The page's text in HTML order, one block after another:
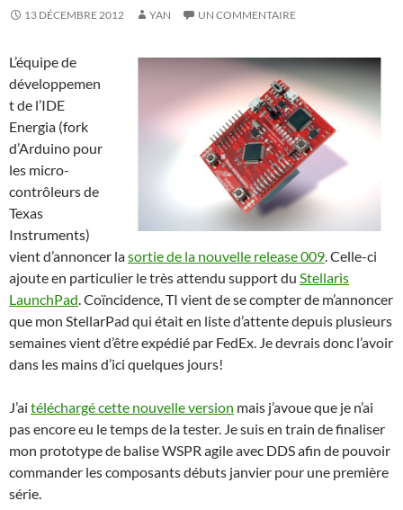
13 DÉCEMBRE 2012 YAN UN COMMENTAIRE
L’équipe de
développemen
t de l’IDE
Energia (fork
d’Arduino pour
les micro-
contrôleurs de
Texas
Instruments)
vient d’annoncer lasortie de la nouvelle release 009. Celle-ci
ajoute en particulier le très attendu support du Stellaris
LaunchPad. Coïncidence, TI vient de se compter de m’annoncer
que mon StellarPad qui était en liste d’attente depuis plusieurs
semaines vient d’être expédié par FedEx. Je devrais donc l’avoir
dans les mains d’ici quelques jours!
J’ai téléchargé cette nouvelle version mais j’avoue que je n’ai
pas encore eu le temps de la tester. Je suis en train de finaliser
mon prototype de balise WSPR agile avec DDS afin de pouvoir
commander les composants débuts janvier pour une première
série.